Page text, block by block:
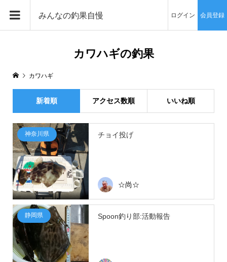
みんなの釣果自慢 ログイン 会員登録
カワハギの釣果
カワハギ
新着順 アクセス数順 いいね順
神奈川県 チョイ投げ
☆尚☆
静岡県 Spoon釣り部:活動報告